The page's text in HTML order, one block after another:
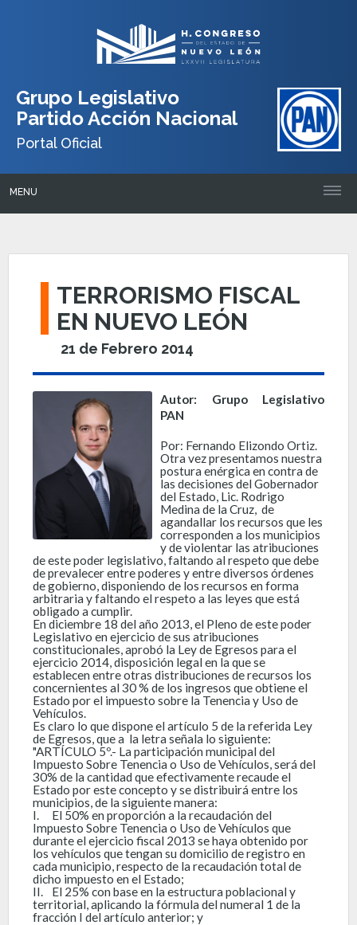
Grupo Legislativo
Partido Acción Nacional
Portal Oficial
MENU
TERRORISMO FISCAL
EN NUEVO LEÓN
21 de Febrero 2014
Autor: Grupo Legislativo
PAN
Por: Fernando Elizondo Ortiz.
Otra vez presentamos nuestra
postura enérgica en contra de
las decisiones del Gobernador
del Estado, Lic. Rodrigo
Medina de la Cruz, de
agandallar los recursos que les
corresponden a los municipios
y de violentar las atribuciones
de este poder legislativo, faltando al respeto que debe
de prevalecer entre poderes y entre diversos órdenes
de gobierno, disponiendo de los recursos en forma
arbitraria y faltando el respeto a las leyes que está
obligado a cumplir.
En diciembre 18 del año 2013, el Pleno de este poder
Legislativo en ejercicio de sus atribuciones
constitucionales, aprobó la Ley de Egresos para el
ejercicio 2014, disposición legal en la que se
establecen entre otras distribuciones de recursos los
concernientes al 30 % de los ingresos que obtiene el
Estado por el impuesto sobre la Tenencia y Uso de
Vehículos.
Es claro lo que dispone el artículo 5 de la referida Ley
de Egresos, que a la letra señala lo siguiente:
"ARTÍCULO 5º.- La participación municipal del
Impuesto Sobre Tenencia o Uso de Vehículos, será del
30% de la cantidad que efectivamente recaude el
Estado por este concepto y se distribuirá entre los
municipios, de la siguiente manera:
I.
El 50% en proporción a la recaudación del
Impuesto Sobre Tenencia o Uso de Vehículos que
durante el ejercicio fiscal 2013 se haya obtenido por
los vehículos que tengan su domicilio de registro en
cada municipio, respecto de la recaudación total de
dicho impuesto en el Estado;
II.
El 25% con base en la estructura poblacional y
territorial, aplicando la fórmula del numeral 1 de la
fracción I del artículo anterior; y